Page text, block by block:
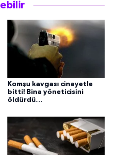
Komşu kavgası cinayetle
bitti! Bina yöneticisini
öldürdü…